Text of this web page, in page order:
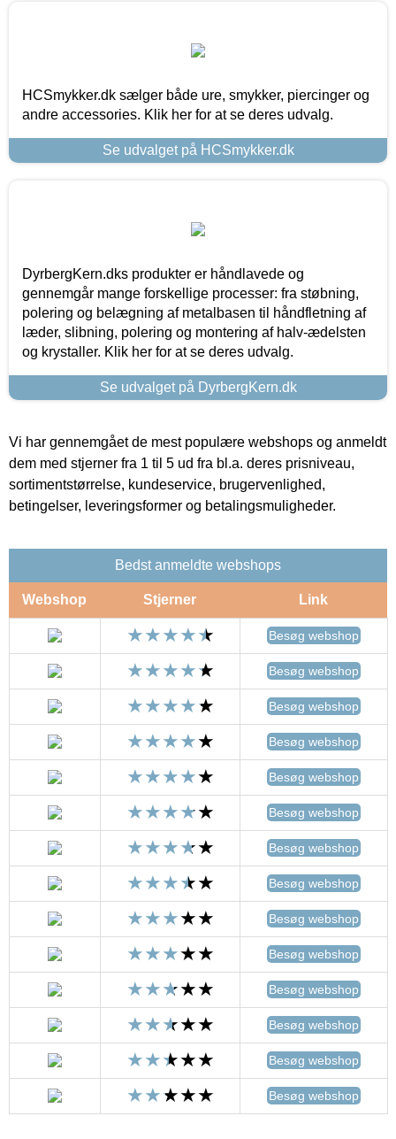
HCSmykker.dk sælger både ure, smykker, piercinger og
andre accessories. Klik her for at se deres udvalg.
Se udvalget på HCSmykker.dk
DyrbergKern.dks produkter er håndlavede og
gennemgår mange forskellige processer: fra støbning,
polering og belægning af metalbasen til håndfletning af
læder, slibning, polering og montering af halv-ædelsten
og krystaller. Klik her for at se deres udvalg.
Se udvalget på DyrbergKern.dk
Vi har gennemgået de mest populære webshops og anmeldt
dem med stjerner fra 1 til 5 ud fra bl.a. deres prisniveau,
sortimentstørrelse, kundeservice, brugervenlighed,
betingelser, leveringsformer og betalingsmuligheder.
Bedst anmeldte webshops
Webshop Stjerner Link
Besøg webshop
Besøg webshop
Besøg webshop
Besøg webshop
Besøg webshop
Besøg webshop
Besøg webshop
Besøg webshop
Besøg webshop
Besøg webshop
Besøg webshop
Besøg webshop
Besøg webshop
Besøg webshop